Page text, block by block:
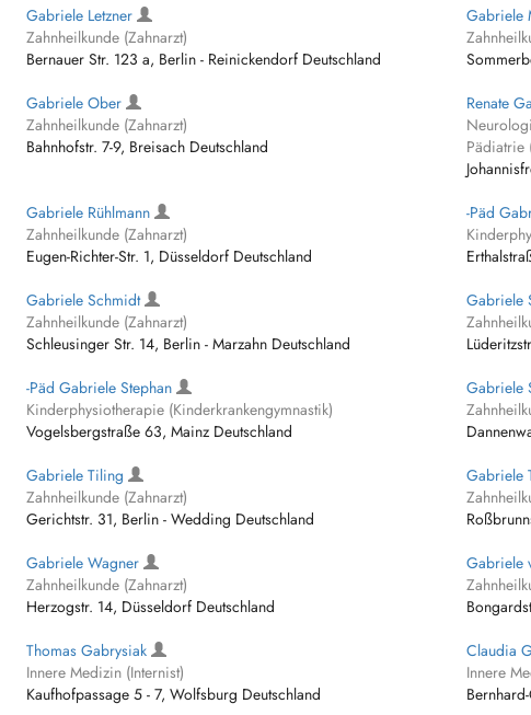
Gabriele Letzner
Zahnheilkunde (Zahnarzt)
Bernauer Str. 123 a, Berlin - Reinickendorf Deutschland
Gabriele
Gabriele Ober
Zahnheilkunde (Zahnarzt)
Bahnhofstr. 7-9, Breisach Deutschland
Renate
Pädiatrie
Gabriele Rühlmann
Zahnheilkunde (Zahnarzt)
Eugen-Richter-Str. 1, Düsseldorf Deutschland
-Päd
Gabriele Schmidt
Zahnheilkunde (Zahnarzt)
Schleusinger Str. 14, Berlin - Marzahn Deutschland
Gabriele
-Päd Gabriele Stephan
Kinderphysiotherapie (Kinderkrankengymnastik)
Vogelsbergstraße 63, Mainz Deutschland
Gabriele
Gabriele Tiling
Zahnheilkunde (Zahnarzt)
Gerichtstr. 31, Berlin - Wedding Deutschland
Gabriele
Gabriele Wagner
Zahnheilkunde (Zahnarzt)
Herzogstr. 14, Düsseldorf Deutschland
Gabriele
Thomas Gabrysiak
Innere Medizin (Internist)
Kaufhofpassage 5 - 7, Wolfsburg Deutschland
Claudia
Innere